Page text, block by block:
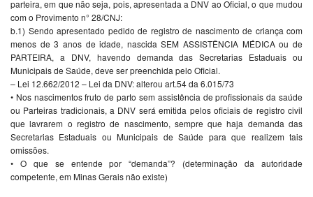
parteira, em que não seja, pois, apresentada a DNV ao Oficial, o que mudou
com o Provimento n° 28/CNJ:
b.1) Sendo apresentado pedido de registro de nascimento de criança com
menos de 3 anos de idade, nascida SEM ASSISTÊNCIA MÉDICA ou de
PARTEIRA, a DNV, havendo demanda das Secretarias Estaduais ou
Municipais de Saúde, deve ser preenchida pelo Oficial.
– Lei 12.662/2012 – Lei da DNV: alterou art.54 da 6.015/73
• Nos nascimentos fruto de parto sem assistência de profissionais da saúde
ou Parteiras tradicionais, a DNV será emitida pelos oficiais de registro civil
que lavrarem o registro de nascimento, sempre que haja demanda das
Secretarias Estaduais ou Municipais de Saúde para que realizem tais
omissões.
• O que se entende por “demanda”? (determinação da autoridade
competente, em Minas Gerais não existe)